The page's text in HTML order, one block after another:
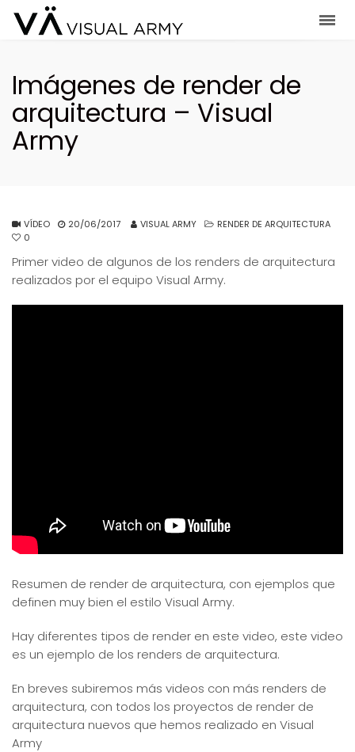
Imágenes de render de
arquitectura – Visual
Army
VÍDEO 20/06/2017 VISUAL ARMY
RENDER DE ARQUITECTURA
0
Primer video de algunos de los renders de arquitectura
realizados por el equipo Visual Army.
Resumen de render de arquitectura, con ejemplos que
definen muy bien el estilo Visual Army.
Hay diferentes tipos de render en este video, este video
es un ejemplo de los renders de arquitectura.
En breves subiremos más videos con más renders de
arquitectura, con todos los proyectos de render de
arquitectura nuevos que hemos realizado en Visual
Army